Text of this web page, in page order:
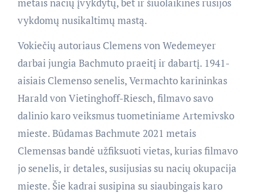
metais nacių įvykdytų, bet ir šiuolaikinės rusijos
vykdomų nusikaltimų mastą.
Vokiečių autoriaus Clemens von Wedemeyer
darbai jungia Bachmuto praeitį ir dabartį. 1941-
aisiais Clemenso senelis, Vermachto karininkas
Harald von Vietinghoff-Riesch, filmavo savo
dalinio karo veiksmus tuometiniame Artemivsko
mieste. Būdamas Bachmute 2021 metais
Clemensas bandė užfiksuoti vietas, kurias filmavo
jo senelis, ir detales, susijusias su nacių okupacija
mieste. Šie kadrai susipina su siaubingais karo